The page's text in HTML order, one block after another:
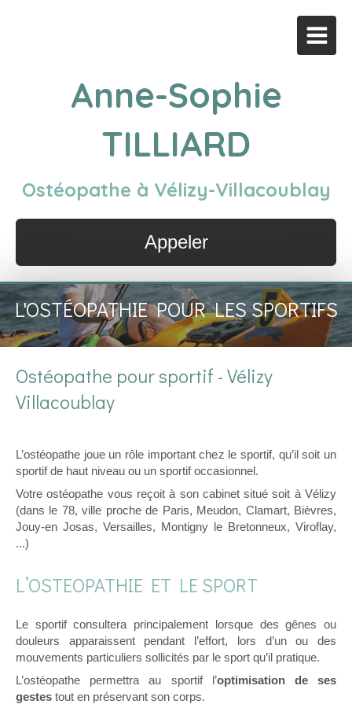
Anne-Sophie
TILLIARD
Ostéopathe à Vélizy-Villacoublay
Appeler
L'OSTÉOPATHIE POUR LES SPORTIFS
Ostéopathe pour sportif - Vélizy
Villacoublay
L’ostéopathe joue un rôle important chez le sportif, qu’il soit un
sportif de haut niveau ou un sportif occasionnel.
Votre ostéopathe vous reçoit à son cabinet situé soit à Vélizy
(dans le 78, ville proche de Paris, Meudon, Clamart, Bièvres,
Jouy-en Josas, Versailles, Montigny le Bretonneux, Viroflay,
...)
L’OSTEOPATHIE ET LE SPORT
Le sportif consultera principalement lorsque des gênes ou
douleurs apparaissent pendant l’effort, lors d’un ou des
mouvements particuliers sollicités par le sport qu’il pratique.
L’ostéopathe permettra au sportif l’optimisation de ses
gestes tout en préservant son corps.